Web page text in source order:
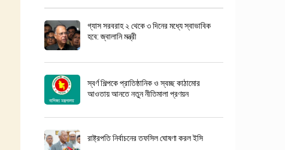
গ্যাস সরবরাহ ২ থেকে ৩ দিনের মধ্যে স্বাভাবিক
হবে: জ্বালানি মন্ত্রী
স্বর্ণ শিল্পকে প্রাতিষ্ঠানিক ও স্বচ্ছ কাঠামোর
আওতায় আনতে নতুন নীতিমালা প্রণয়ন
রাষ্ট্রপতি নির্বাচনের তফসিল ঘোষণা করল ইসি